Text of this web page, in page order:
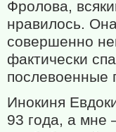
Фролова,
нравилось.
совершенно
фактически
послевоенные
Инокиня
93 года, а